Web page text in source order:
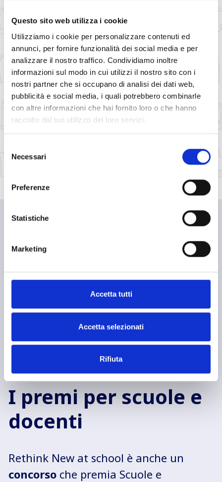
Questo sito web utilizza i cookie
Utilizziamo i cookie per personalizzare contenuti ed
annunci, per fornire funzionalità dei social media e per
analizzare il nostro traffico. Condividiamo inoltre
informazioni sul modo in cui utilizzi il nostro sito con i
nostri partner che si occupano di analisi dei dati web,
pubblicità e social media, i quali potrebbero combinarle
con altre informazioni che hai fornito loro o che hanno
raccolto dal tuo utilizzo dei loro servizi.
delNecessari
Preferenze
Statistiche
Marketing
Accetta tutti
Accetta selezionati
Rifiuta
I premi per scuole e
docenti
Rethink New at school è anche un
concorsoche premia Scuole e